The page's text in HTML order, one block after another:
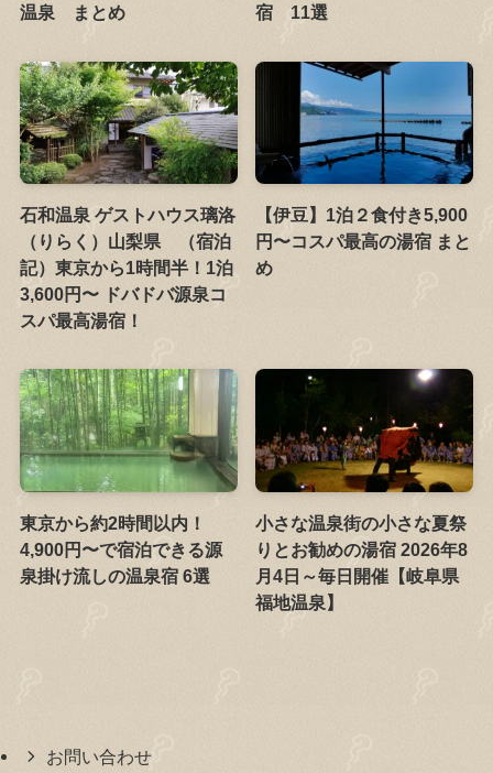
温泉 まとめ
宿 11選
石和温泉 ゲストハウス璃洛
（りらく）山梨県 （宿泊
記）東京から1時間半！1泊
3,600円〜 ドバドバ源泉コ
スパ最高湯宿！
【伊豆】1泊２食付き5,900
円〜コスパ最高の湯宿 まと
め
東京から約2時間以内！
4,900円〜で宿泊できる源
泉掛け流しの温泉宿 6選
小さな温泉街の小さな夏祭
りとお勧めの湯宿 2026年8
月4日～毎日開催【岐阜県
福地温泉】
お問い合わせ